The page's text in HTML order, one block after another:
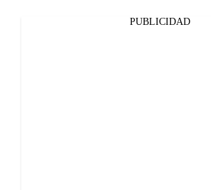
PUBLICIDAD